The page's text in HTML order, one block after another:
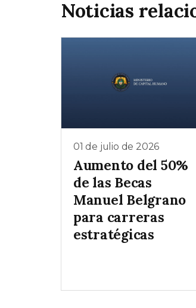
Noticias
01 de julio de 2026
Aumento del 50%
de las Becas
Manuel Belgrano
para carreras
estratégicas